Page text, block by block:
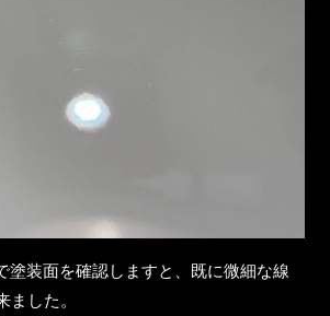
塗装面を確認しますと、既に微細な線
した。